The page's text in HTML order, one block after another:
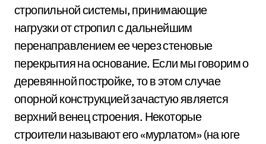
стропильной системы, принимающие
нагрузки от стропил с дальнейшим
перенаправлением ее через стеновые
перекрытия на основание. Если мы говорим о
деревянной постройке, то в этом случае
опорной конструкцией зачастую является
верхний венец строения. Некоторые
строители называют его «мурлатом» (на юге